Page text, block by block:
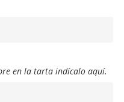
en la tarta indícalo aquí.